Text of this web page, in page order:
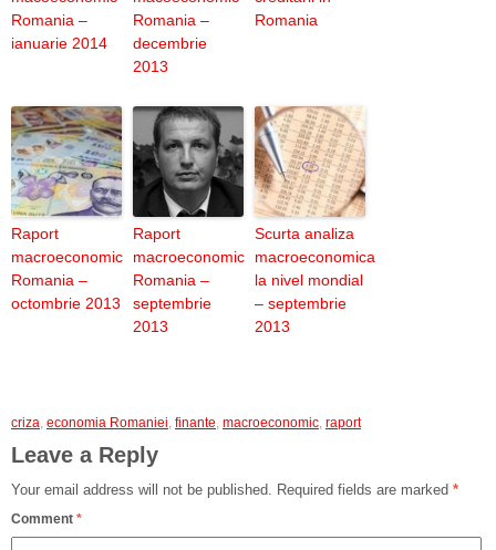
Romania –
ianuarie 2014
Romania –
decembrie
2013
Romania
Raport
macroeconomic
Romania –
octombrie 2013
Raport
macroeconomic
Romania –
septembrie
2013
Scurta analiza
macroeconomica
la nivel mondial
– septembrie
2013
criza economia Romaniei finante macroeconomic raport
Leave a Reply
Your email address will not be published. Required fields are marked *
Comment *